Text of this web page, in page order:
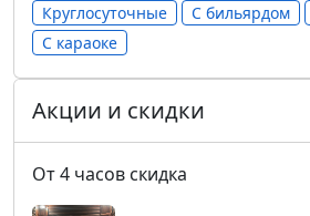
Круглосуточные
С бильярдом
С караоке
Акции и скидки
От 4 часов скидка